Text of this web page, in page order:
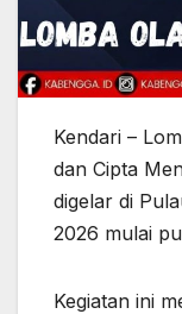
Kendari –
dan Cipta
digelar di
2026 mulai
Kegiatan ini